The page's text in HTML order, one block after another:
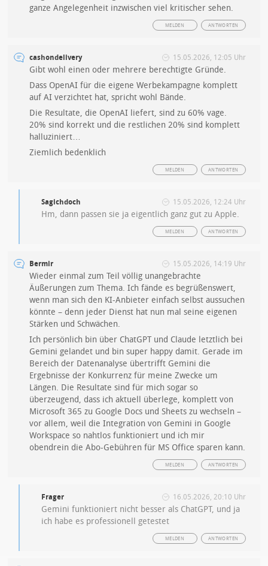
ganze Angelegenheit inzwischen viel kritischer sehen.
ANTWORTEN
MELDEN
cashondelivery 15.05.2026, 12:05 Uhr
Gibt wohl einen oder mehrere berechtigte Gründe.
Dass OpenAI für die eigene Werbekampagne komplett
auf AI verzichtet hat, spricht wohl Bände.
Die Resultate, die OpenAI liefert, sind zu 60% vage.
20% sind korrekt und die restlichen 20% sind komplett
halluziniert…
Ziemlich bedenklich
ANTWORTEN
MELDEN
Sagichdoch 15.05.2026, 12:24 Uhr
Hm, dann passen sie ja eigentlich ganz gut zu Apple.
ANTWORTEN
MELDEN
Bermir 15.05.2026, 14:19 Uhr
Wieder einmal zum Teil völlig unangebrachte
Äußerungen zum Thema. Ich fände es begrüßenswert,
wenn man sich den KI-Anbieter einfach selbst aussuchen
könnte – denn jeder Dienst hat nun mal seine eigenen
Stärken und Schwächen.
Ich persönlich bin über ChatGPT und Claude letztlich bei
Gemini gelandet und bin super happy damit. Gerade im
Bereich der Datenanalyse übertrifft Gemini die
Ergebnisse der Konkurrenz für meine Zwecke um
Längen. Die Resultate sind für mich sogar so
überzeugend, dass ich aktuell überlege, komplett von
Microsoft 365 zu Google Docs und Sheets zu wechseln –
vor allem, weil die Integration von Gemini in Google
Workspace so nahtlos funktioniert und ich mir
obendrein die Abo-Gebühren für MS Office sparen kann.
ANTWORTEN
MELDEN
Frager 16.05.2026, 20:10 Uhr
Gemini funktioniert nicht besser als ChatGPT, und ja
ich habe es professionell getestet
ANTWORTEN
MELDEN